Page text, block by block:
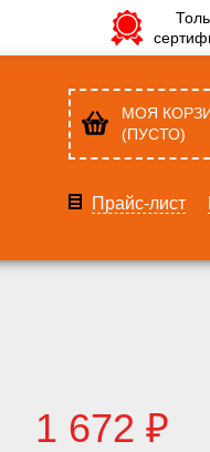
МОЯ
(ПУСТО)
Прайс-лист
1 672 ₽